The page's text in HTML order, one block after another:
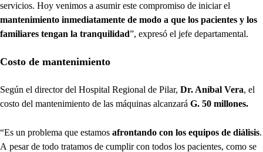
servicios. Hoy venimos a asumir este compromiso de iniciar el
mantenimiento inmediatamente de modo a que los pacientes y los
familiares tengan la tranquilidad”, expresó el jefe departamental.
Costo de mantenimiento
Según el director del Hospital Regional de Pilar, Dr. Aníbal Vera, el
costo del mantenimiento de las máquinas alcanzará G. 50 millones.
“Es un problema que estamos afrontando con los equipos de diálisis.
A pesar de todo tratamos de cumplir con todos los pacientes, como se